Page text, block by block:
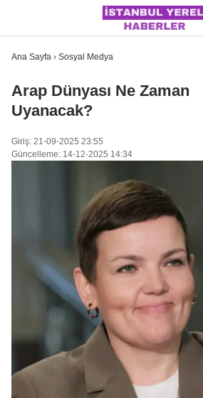
İSTANBUL
ÜLKE GÜNDEMI
SOSYAL MEDYA
SPOR
Ana Sayfa › Sosyal Medya
Arap Dünyası Ne Zaman
Uyanacak?
Giriş: 21-09-2025 23:55
Güncelleme: 14-12-2025 14:34